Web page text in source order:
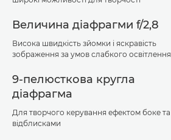
Величина діафрагми f/2,8
Висока швидкість зйомки і яскравість
зображення за умов слабкого освітлення
9-пелюсткова кругла
діафрагма
Для творчого керування ефектом боке та
відблисками